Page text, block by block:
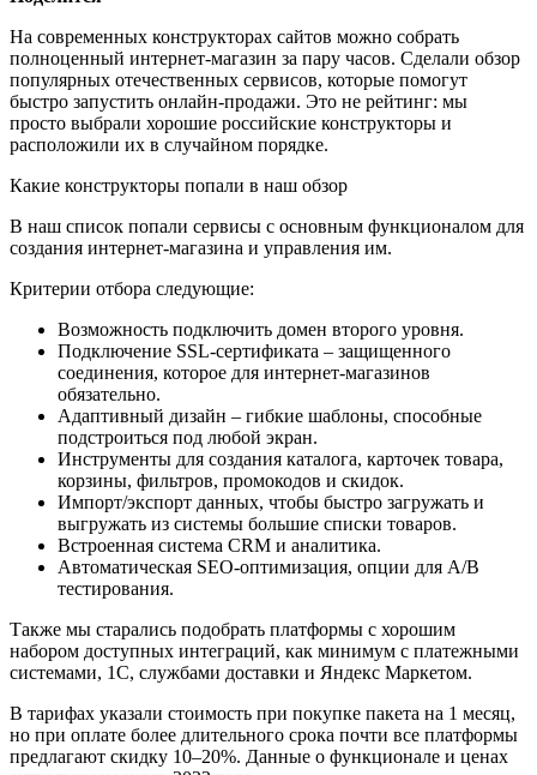
На современных конструкторах сайтов можно собрать
полноценный интернет-магазин за пару часов. Сделали обзор
популярных отечественных сервисов, которые помогут
быстро запустить онлайн-продажи. Это не рейтинг: мы
просто выбрали хорошие российские конструкторы и
расположили их в случайном порядке.
Какие конструкторы попали в наш обзор
В наш список попали сервисы с основным функционалом для
создания интернет-магазина и управления им.
Критерии отбора следующие:
Возможность подключить домен второго уровня.
Подключение SSL-сертификата – защищенного
соединения, которое для интернет-магазинов
обязательно.
Адаптивный дизайн – гибкие шаблоны, способные
подстроиться под любой экран.
Инструменты для создания каталога, карточек товара,
корзины, фильтров, промокодов и скидок.
Импорт/экспорт данных, чтобы быстро загружать и
выгружать из системы большие списки товаров.
Встроенная система CRM и аналитика.
Автоматическая SEO-оптимизация, опции для A/B
тестирования.
Также мы старались подобрать платформы с хорошим
набором доступных интеграций, как минимум с платежными
системами, 1C, службами доставки и Яндекс Маркетом.
В тарифах указали стоимость при покупке пакета на 1 месяц,
но при оплате более длительного срока почти все платформы
предлагают скидку 10–20%. Данные о функционале и ценах